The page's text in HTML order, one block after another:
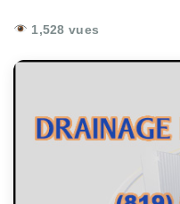
1,528 vues